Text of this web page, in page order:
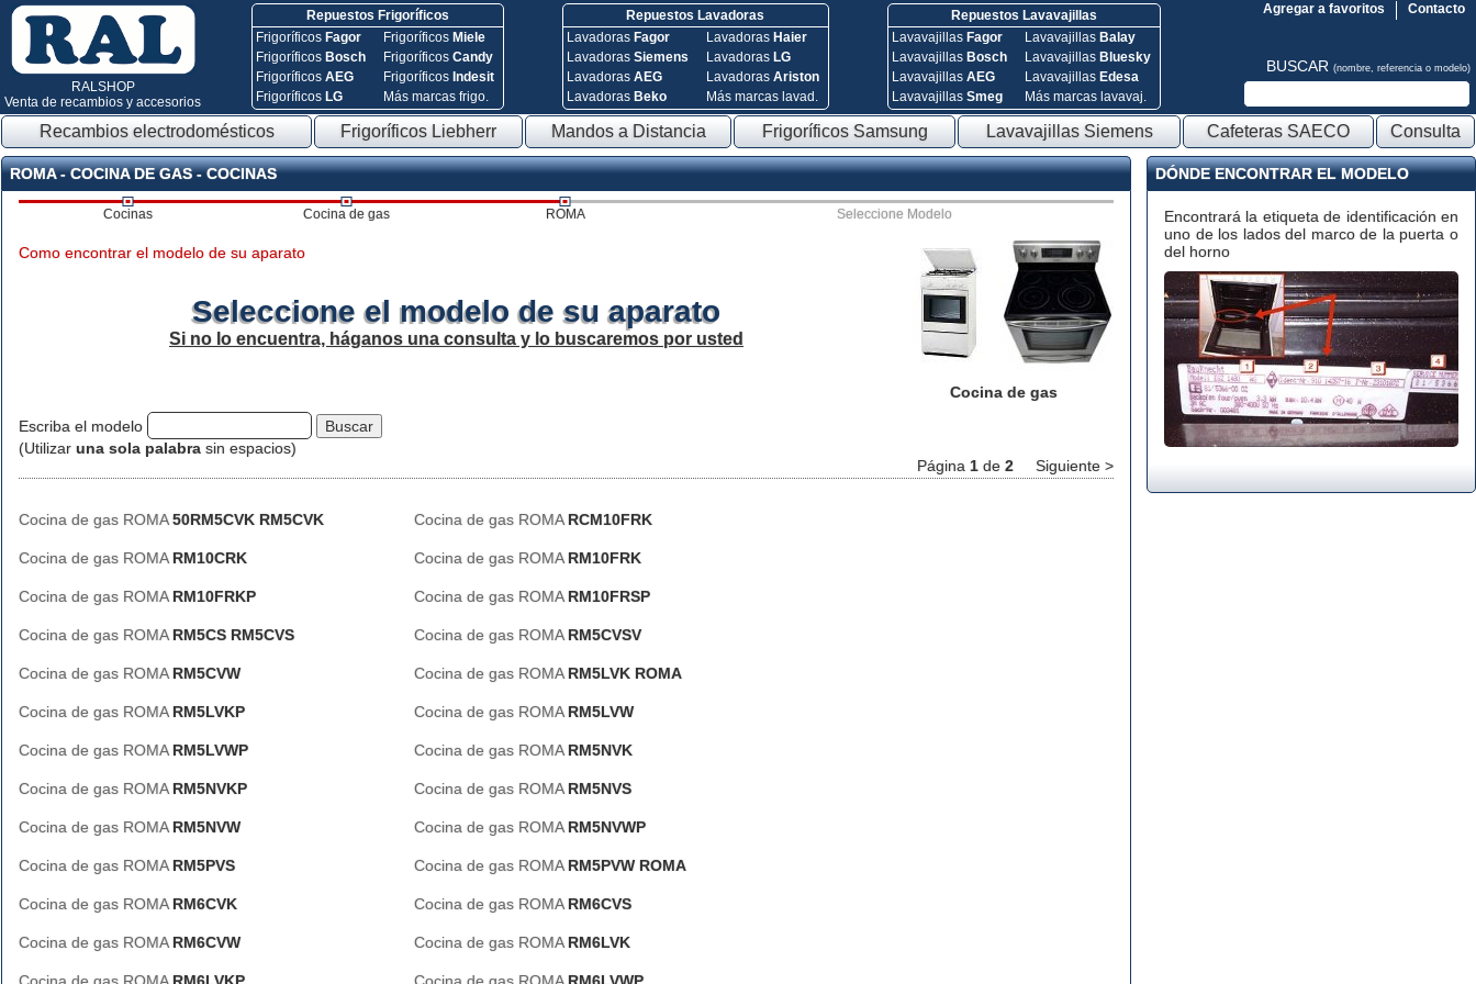
RALSHOP
Venta de recambios y accesorios
Repuestos Frigoríficos
Frigoríficos Fagor
Frigoríficos Bosch
FrigoríficosAEG
Frigoríficos LG
Frigoríficos Miele
FrigoríficosCandy
Frigoríficos Indesit
Más marcas frigo.
Repuestos Lavadoras
Lavadoras Fagor
Lavadoras Siemens
Lavadoras AEG
Lavadoras Beko
Lavadoras Haier
Lavadoras LG
Lavadoras Ariston
Más marcas lavad.
Repuestos Lavavajillas
Lavavajillas Fagor
Lavavajillas Bosch
Lavavajillas AEG
Lavavajillas Smeg
Lavavajillas Balay
Lavavajillas Bluesky
Lavavajillas Edesa
Más marcas lavavaj.
Contacto
Agregar a favoritos
BUSCAR (nombre, referencia o modelo)
Recambios electrodomésticos Frigoríficos Liebherr Mandos a Distancia Frigoríficos Samsung Lavavajillas Siemens Cafeteras SAECO Consulta
ROMA - COCINA DE GAS - COCINAS
Cocinas Cocina de gas ROMA Seleccione Modelo
Cocina de gas
Como encontrar el modelo de su aparato
Seleccione el modelo de su aparato
Si no lo encuentra, háganos una consulta y lo buscaremos por usted
Escriba el modelo
(Utilizar una sola palabra sin espacios)
Página 1 de 2 Siguiente >
Cocina de gas ROMA50RM5CVK RM5CVK Cocina de gas ROMA RCM10FRK
Cocina de gas ROMA RM10CRK Cocina de gas ROMA RM10FRK
Cocina de gas ROMA RM10FRKP Cocina de gas ROMA RM10FRSP
Cocina de gas ROMA RM5CS RM5CVS Cocina de gas ROMA RM5CVSV
Cocina de gas ROMA RM5CVW Cocina de gas ROMA RM5LVK ROMA
Cocina de gas ROMA RM5LVKP Cocina de gas ROMA RM5LVW
Cocina de gas ROMA RM5LVWP Cocina de gas ROMA RM5NVK
Cocina de gas ROMA RM5NVKP Cocina de gas ROMA RM5NVS
Cocina de gas ROMA RM5NVW Cocina de gas ROMA RM5NVWP
Cocina de gas ROMA RM5PVS Cocina de gas ROMA RM5PVW ROMA
Cocina de gas ROMA RM6CVK Cocina de gas ROMA RM6CVS
Cocina de gas ROMA RM6CVW Cocina de gas ROMA RM6LVK
DÓNDE ENCONTRAR EL MODELO
Encontrará la etiqueta de identificación en
uno de los lados del marco de la puerta o
del horno